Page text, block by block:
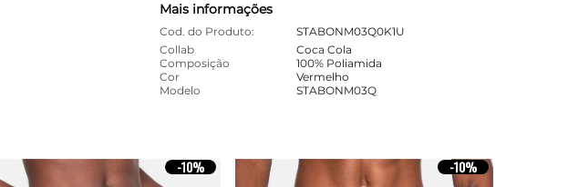
Mais informações
Cod. do Produto:
STABONM03Q0K1U
Collab
Coca Cola
Composição
100% Poliamida
Cor
Vermelho
Modelo
STABONM03Q
-10% -10%